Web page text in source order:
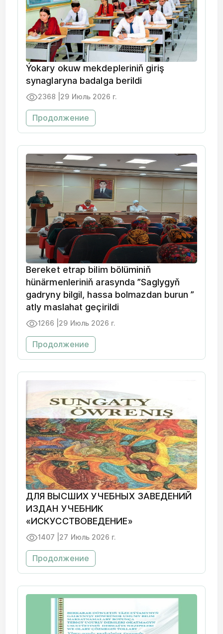
Ýokary okuw mekdepleriniň giriş
synaglaryna badalga berildi
2368 | 29 Июль 2026 г.
Продолжение
Bereket etrap bilim bölüminiň
hünärmenleriniň arasynda ”Saglygyň
gadryny bilgil, hassa bolmazdan burun ”
atly maslahat geçirildi
1266 | 29 Июль 2026 г.
Продолжение
ДЛЯ ВЫСШИХ УЧЕБНЫХ ЗАВЕДЕНИЙ
ИЗДАН УЧЕБНИК
«ИСКУССТВОВЕДЕНИЕ»
1407 | 27 Июль 2026 г.
Продолжение